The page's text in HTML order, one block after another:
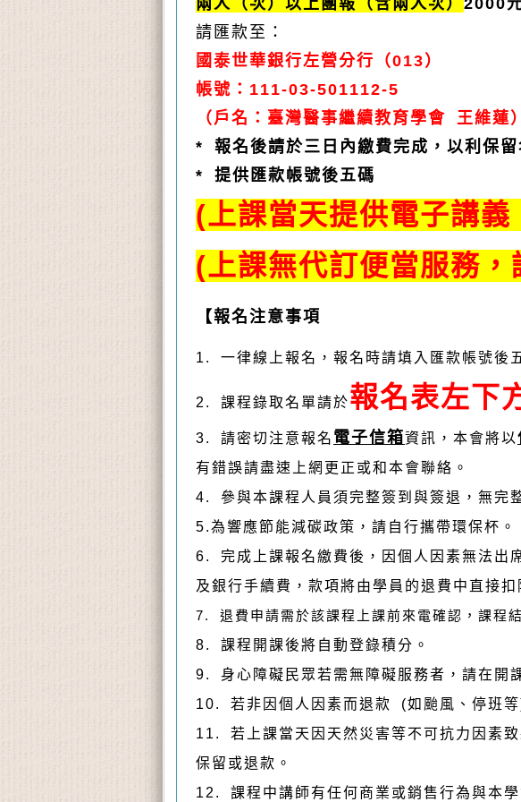
兩人（次）以上團報（含兩人次） 2000
請匯款至：
國泰世華銀行左營分行（013）
帳號：111-03-501112-5
（戶名：臺灣醫事繼續教育學會 王維蓮）
* 報名後請於三日內繳費完成，以利保留
* 提供匯款帳號後五碼
(上課當天提供電子講義
(上課無代訂便當服務，
【報名注意事項
1. 一律線上報名，報名時請填入匯款帳號後
2. 課程錄取名單請於報名表左下
3. 請密切注意報名 電子信箱資訊，本會將以
有錯誤請盡速上網更正或和本會聯絡。
4. 參與本課程人員須完整簽到與簽退，無完
5.為響應節能減碳政策，請自行攜帶環保杯。
6. 完成上課報名繳費後，因個人因素無法出
及銀行手續費，款項將由學員的退費中直接扣
7. 退費申請需於該課程上課前來電確認，課程
8. 課程開課後將自動登錄積分。
9. 身心障礙民眾若需無障礙服務者，請在開
10. 若非因個人因素而退款 (如颱風、停班
11. 若上課當天因天然災害等不可抗力因素
保留或退款。
12. 課程中講師有任何商業或銷售行為與本